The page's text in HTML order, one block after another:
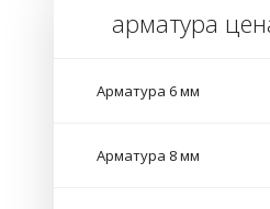
арматура
Арматура 6 мм
Арматура 8 мм